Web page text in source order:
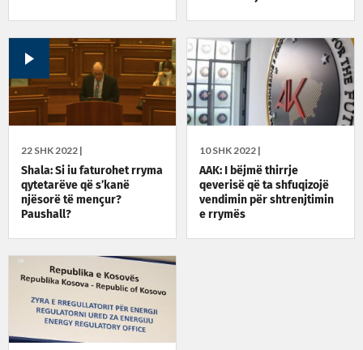
22 SHK 2022 |
Shala: Si iu faturohet rryma
qytetarëve që s’kanë
njësorë të mençur?
Paushall?
10 SHK 2022 |
AAK: I bëjmë thirrje
qeverisë që ta shfuqizojë
vendimin për shtrenjtimin
e rrymës